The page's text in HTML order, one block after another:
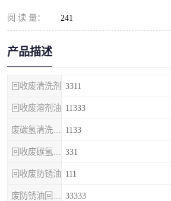
阅 读 量： 241
产品描述
回收废清洗剂 3311
回收废溶剂油 11333
1133
331
回收废防锈油 111
33333